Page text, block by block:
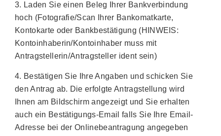
3. Laden Sie einen Beleg Ihrer Bankverbindung
hoch (Fotografie/Scan Ihrer Bankomatkarte,
Kontokarte oder Bankbestätigung (HINWEIS:
Kontoinhaberin/Kontoinhaber muss mit
Antragstellerin/Antragsteller ident sein)
4. Bestätigen Sie Ihre Angaben und schicken Sie
den Antrag ab. Die erfolgte Antragstellung wird
Ihnen am Bildschirm angezeigt und Sie erhalten
auch ein Bestätigungs-Email falls Sie Ihre Email-
Adresse bei der Onlinebeantragung angegeben